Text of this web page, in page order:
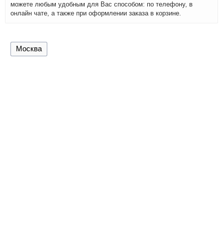
можете любым удобным для Вас способом: по телефону, в
онлайн чате, а также при оформлении заказа в корзине.
Москва